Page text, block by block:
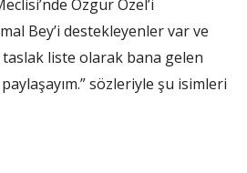
Özgür Özel’i
Bey’i destekleyenler var ve
liste olarak bana gelen
sözleriyle şu isimleri